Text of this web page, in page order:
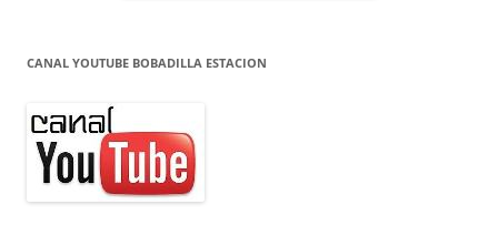
CANAL YOUTUBE BOBADILLA ESTACION